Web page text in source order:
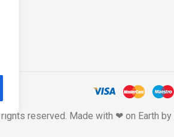
reserved. Made with ❤ on Earth by